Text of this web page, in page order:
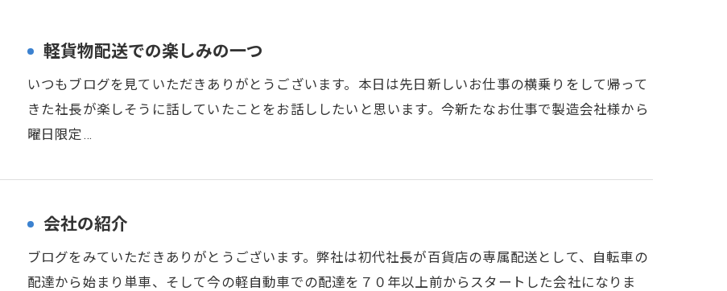
軽貨物配送での楽しみの一つ
いつもブログを見ていただきありがとうございます。本日は先日新しいお仕事の横乗りをして帰って
きた社長が楽しそうに話していたことをお話ししたいと思います。今新たなお仕事で製造会社様から
曜日限定…
会社の紹介
ブログをみていただきありがとうございます。弊社は初代社長が百貨店の専属配送として、自転車の
配達から始まり単車、そして今の軽自動車での配達を７０年以上前からスタートした会社になりま